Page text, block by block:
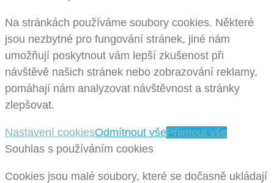
Na stránkách používáme soubory cookies. Některé
jsou nezbytné pro fungování stránek, jiné nám
umožňují poskytnout vám lepší zkušenost při
návštěvě našich stránek nebo zobrazování reklamy,
pomáhají nám analyzovat návštěvnost a stránky
zlepšovat.
Nastavení cookiesOdmítnout všePřijmout vše
Souhlas s používáním cookies
Cookies jsou malé soubory, které se dočasně ukládají